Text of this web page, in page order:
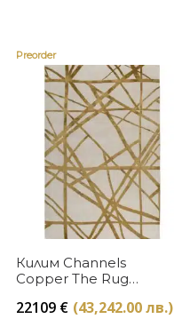
Preorder
Купи
Килим Channels
Copper The Rug
22109 € (43,242.00 лв.)